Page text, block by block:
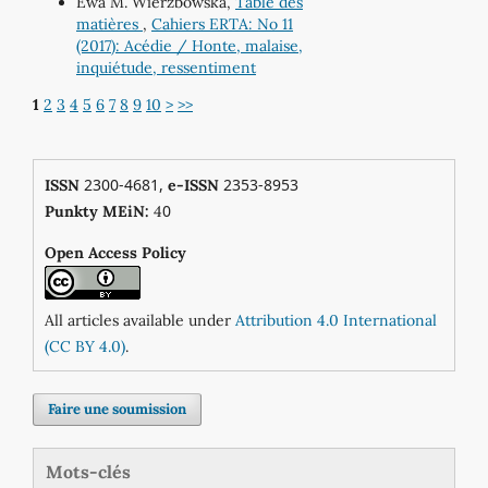
matières , Cahiers ERTA: No 11
(2017): Acédie / Honte, malaise,
inquiétude, ressentiment
1 2 3 4 5 6 7 8 9 10 > >>
ISSN2300-4681, e-ISSN2353-8953
Punkty MEiN: 40
Open Access Policy
All articles available under Attribution 4.0 International
(CC BY 4.0).
Faire une soumission
Mots-clés